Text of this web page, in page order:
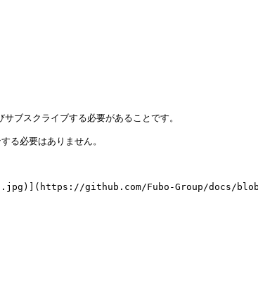
スクライブする必要があることです。
る必要はありません。
github.com/Fubo-Group/docs/